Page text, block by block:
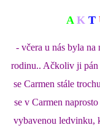
AK T
- včera u nás byla na
rodinu.. Ačkoliv ji pán
se Carmen stále
se v Carmen
vybavenou ledvinku,